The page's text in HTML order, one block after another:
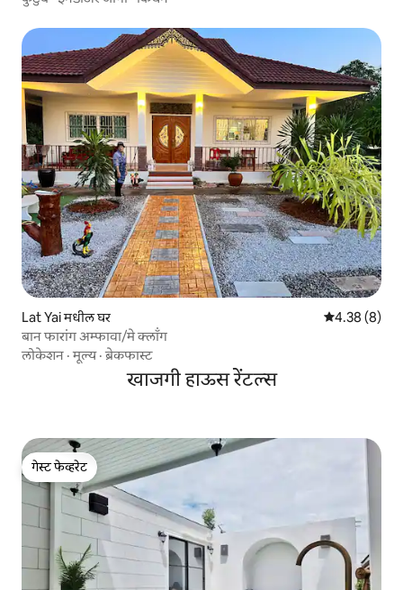
Lat Yai मधील घर 5 पैकी 4.38
4.38 (8)
बान फारांग अम्फावा/मे क्लॉंग
लोकेशन ·मूल्य·ब्रेकफास्ट
खाजगी हाऊस रेंटल्स
गेस्ट फेव्हरेट
गेस्ट फेव्हरेट